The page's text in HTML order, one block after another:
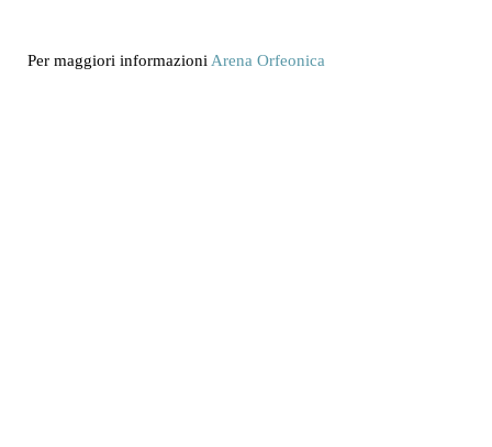
Per maggiori informazioni Arena Orfeonica